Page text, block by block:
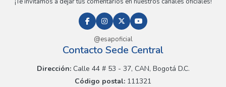
@esapoficial
Contacto Sede Central
Dirección:Calle 44 # 53 - 37, CAN, Bogotá D.C.
Código postal: 111321